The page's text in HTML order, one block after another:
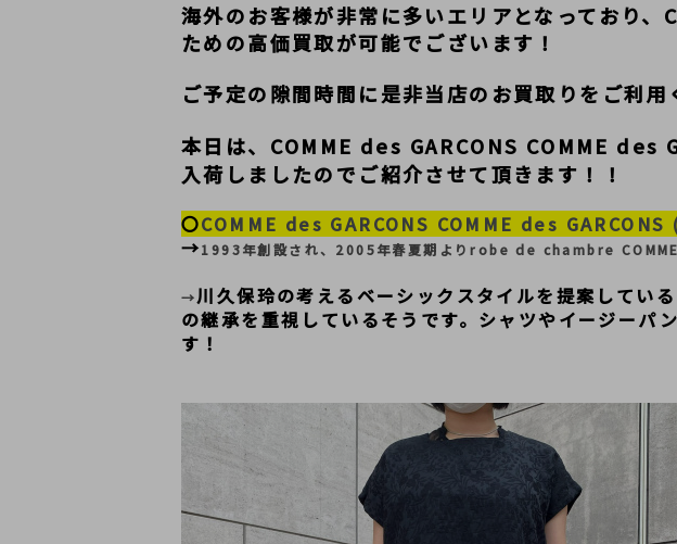
海外のお客様が非常に多いエリアとなっており
ための高価買取が可能でございます！
ご予定の隙間時間に是非当店のお買取りをご利用
本日は、COMME des GARCONS COMME des
入荷しましたのでご紹介させて頂きます！！
〇COMME des GARCONS COMME des GARCONS
→1993年創設され、2005年春夏期よりrobe de chambre COMME
→川久保玲の考えるベーシックスタイルを提案してい
の継承を重視しているそうです。シャツやイージーパ
す！